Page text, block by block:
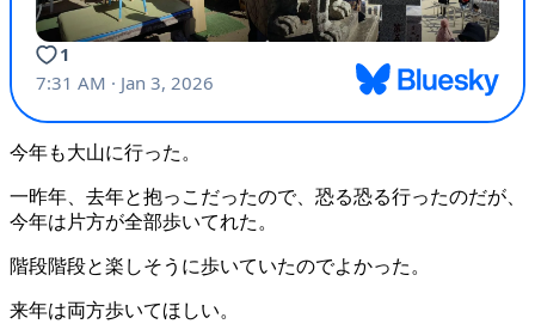
今年も大山に行った。
一昨年、去年と抱っこだったので、恐る恐る行ったのだが、
今年は片方が全部歩いてれた。
階段階段と楽しそうに歩いていたのでよかった。
来年は両方歩いてほしい。